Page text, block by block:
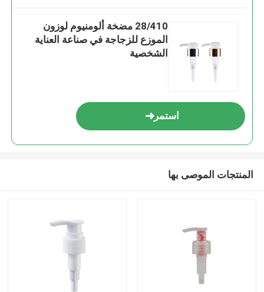
28/410 مضخة ألومنيوم لوزون
الموزع للزجاجة في صناعة العناية
الشخصية
استمر
المنتجات الموصى بها